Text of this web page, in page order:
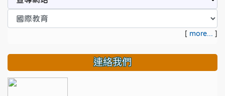
[ more... ]
連絡我們